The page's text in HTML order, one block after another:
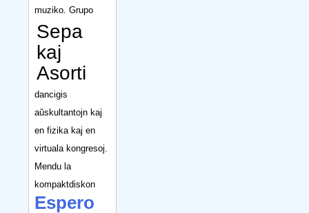
muziko. Grupo
Sepa
kaj
Asorti
dancigis
aŭskultantojn kaj
en fizika kaj en
virtuala kongresoj.
Mendu la
kompaktdiskon
Espero